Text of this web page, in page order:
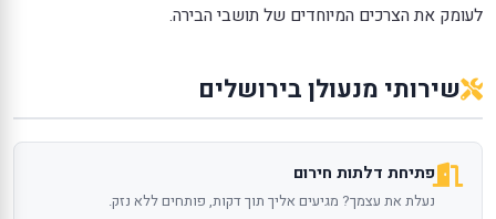
לעומק את הצרכים המיוחדים של תושבי הבירה.
שירותי מנעולן בירושלים
פתיחת דלתות חירום
נעלת את עצמך? מגיעים אליך תוך דקות, פותחים ללא נזק.